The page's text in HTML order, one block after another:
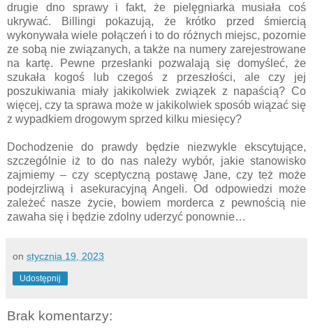
drugie dno sprawy i fakt, że pielęgniarka musiała coś
ukrywać. Billingi pokazują, że krótko przed śmiercią
wykonywała wiele połączeń i to do różnych miejsc, pozornie
ze sobą nie związanych, a także na numery zarejestrowane
na kartę. Pewne przesłanki pozwalają się domyśleć, że
szukała kogoś lub czegoś z przeszłości, ale czy jej
poszukiwania miały jakikolwiek związek z napaścią? Co
więcej, czy ta sprawa może w jakikolwiek sposób wiązać się
z wypadkiem drogowym sprzed kilku miesięcy?
Dochodzenie do prawdy będzie niezwykle ekscytujące,
szczególnie iż to do nas należy wybór, jakie stanowisko
zajmiemy – czy sceptyczną postawę Jane, czy też może
podejrzliwą i asekuracyjną Angeli. Od odpowiedzi może
zależeć nasze życie, bowiem morderca z pewnością nie
zawaha się i będzie zdolny uderzyć ponownie…
on stycznia 19, 2023
Udostępnij
Brak komentarzy: